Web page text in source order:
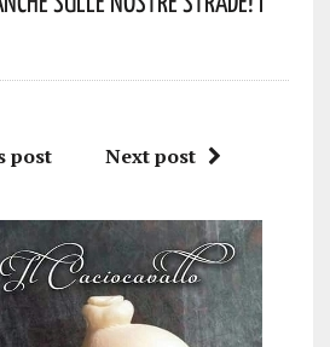
post Next post